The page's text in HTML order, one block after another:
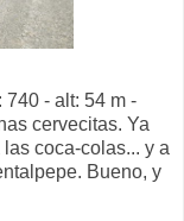
740 - alt: 54 m -
cervecitas. Ya
coca-colas... y a
Bueno, y